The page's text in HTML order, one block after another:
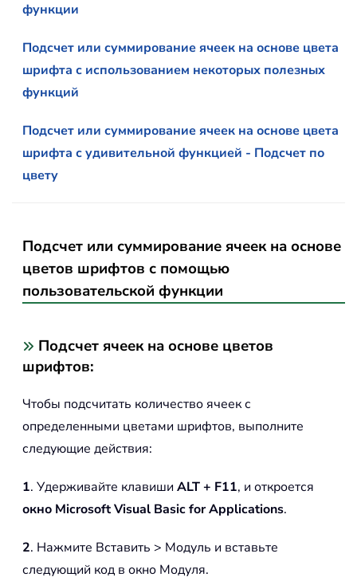
функции
Подсчет или суммирование ячеек на основе цвета
шрифта с использованием некоторых полезных
функций
Подсчет или суммирование ячеек на основе цвета
шрифта с удивительной функцией - Подсчет по
цвету
Подсчет или суммирование ячеек на основе
цветов шрифтов с помощью
пользовательской функции
Подсчет ячеек на основе цветов
шрифтов:
Чтобы подсчитать количество ячеек с
определенными цветами шрифтов, выполните
следующие действия:
1. Удерживайте клавиши ALT + F11, и откроется
окно Microsoft Visual Basic for Applications.
2. Нажмите Вставить > Модуль и вставьте
следующий код в окно Модуля.